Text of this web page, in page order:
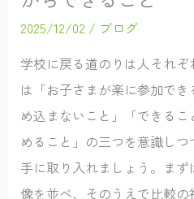
2025/12/02 / ブログ
学校に戻る道のりは人それ
は「お子さまが楽に参加で
め込まないこと」「できる
めること」の三つを意識し
手に取り入れましょう。ま
像を並べ、そのうえで比較